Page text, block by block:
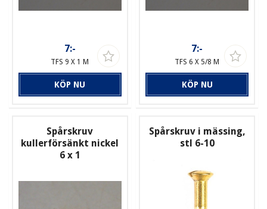
7:-
TFS 9 X 1 M
KÖP NU
7:-
TFS 6 X 5/8 M
KÖP NU
Spårskruv
kullerförsänkt nickel
6 x 1
Spårskruv i mässing,
stl 6-10